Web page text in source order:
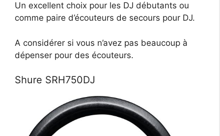
Un excellent choix pour les DJ débutants ou
comme paire d’écouteurs de secours pour DJ.
A considérer si vous n’avez pas beaucoup à
dépenser pour des écouteurs.
Shure SRH750DJ